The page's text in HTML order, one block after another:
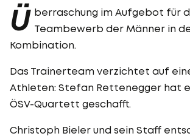
Ü berraschung im Aufgebot für
Teambewerb der Männer in
Kombination.
Das Trainerteam verzichtet auf
Athleten: Stefan Rettenegger hat
ÖSV-Quartett geschafft.
Christoph Bieler und sein Staff